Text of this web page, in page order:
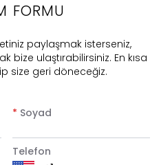
FORMU
paylaşmak isterseniz,
bize ulaştırabilirsiniz. En kısa
size geri döneceğiz.
* Soyad
Telefon